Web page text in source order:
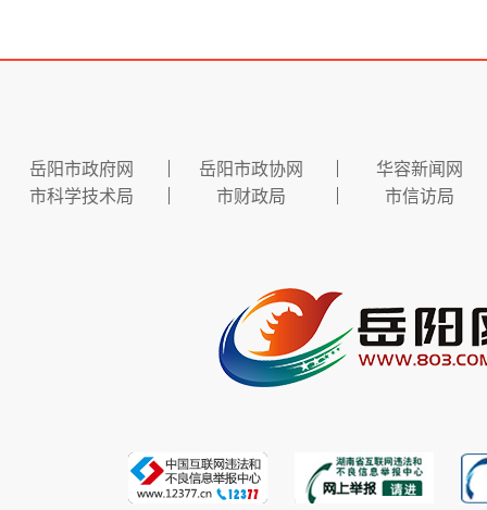
岳阳市政府网 岳阳市政协网
华容新闻网
市科学技术局
市财政局 市信访局